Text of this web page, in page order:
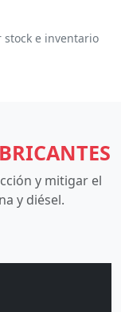
e inventario
y mitigar el
y diésel.